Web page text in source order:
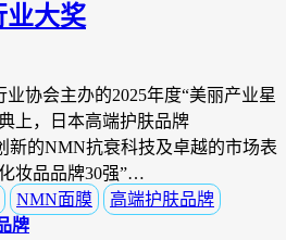
业大奖
协会主办的2025年度“美丽产业星
上，日本高端护肤品牌
新的NMN抗衰科技及卓越的市场表
妆品品牌30强”…
NMN面膜
高端护肤品牌
牌